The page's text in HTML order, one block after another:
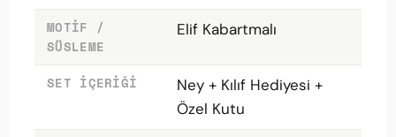
MOTIF /
SÜSLEME
Elif Kabartmalı
SET İÇERIĞI
Ney + Kılıf Hediyesi +
Özel Kutu